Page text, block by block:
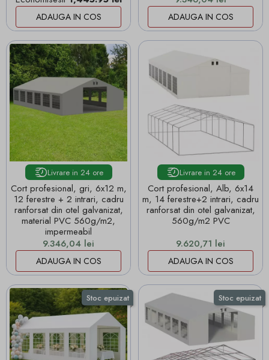
ADAUGA IN COS ADAUGA IN COS
Livrare in 24 ore
Cort profesional, gri, 6x12 m,
12 ferestre + 2 intrari, cadru
ranforsat din otel galvanizat,
material PVC 560g/m2,
impermeabil
Pret
9.346,04 lei
ADAUGA IN COS
Livrare in 24 ore
Cort profesional, Alb, 6x14
m, 14 ferestre+2 intrari, cadru
ranforsat din otel galvanizat,
560g/m2 PVC
Pret
9.620,71 lei
ADAUGA IN COS
Stoc epuizat Stoc epuizat